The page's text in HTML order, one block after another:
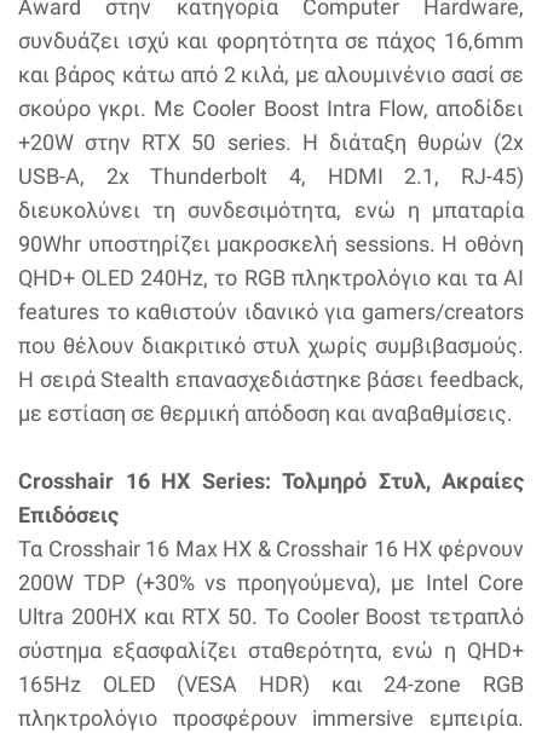
Award στην κατηγορία Computer Hardware,
συνδυάζει ισχύ και φορητότητα σε πάχος 16,6mm
και βάρος κάτω από 2 κιλά, με αλουμινένιο σασί σε
σκούρο γκρι. Με Cooler Boost Intra Flow, αποδίδει
+20W στην RTX 50 series. Η διάταξη θυρών (2x
USB-A, 2x Thunderbolt 4, HDMI 2.1, RJ-45)
διευκολύνει τη συνδεσιμότητα, ενώ η μπαταρία
90Whr υποστηρίζει μακροσκελή sessions. Η οθόνη
QHD+ OLED 240Hz, το RGB πληκτρολόγιο και τα AI
features το καθιστούν ιδανικό για gamers/creators
που θέλουν διακριτικό στυλ χωρίς συμβιβασμούς.
Η σειρά Stealth επανασχεδιάστηκε βάσει feedback,
με εστίαση σε θερμική απόδοση και αναβαθμίσεις.
Crosshair 16 HX Series: Τολμηρό Στυλ, Ακραίες
Επιδόσεις
Τα Crosshair 16 Max HX & Crosshair 16 HX φέρνουν
200W TDP (+30% vs προηγούμενα), με Intel Core
Ultra 200HX και RTX 50. Το Cooler Boost τετραπλό
σύστημα εξασφαλίζει σταθερότητα, ενώ η QHD+
165Hz OLED (VESA HDR) και 24-zone RGB
πληκτρολόγιο προσφέρουν immersive εμπειρία.